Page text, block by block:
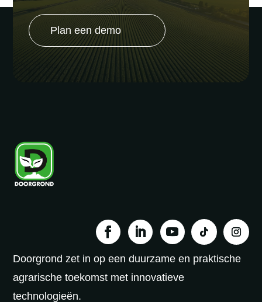
Plan een demo
Doorgrond zet in op een duurzame en praktische
agrarische toekomst met innovatieve
technologieën.